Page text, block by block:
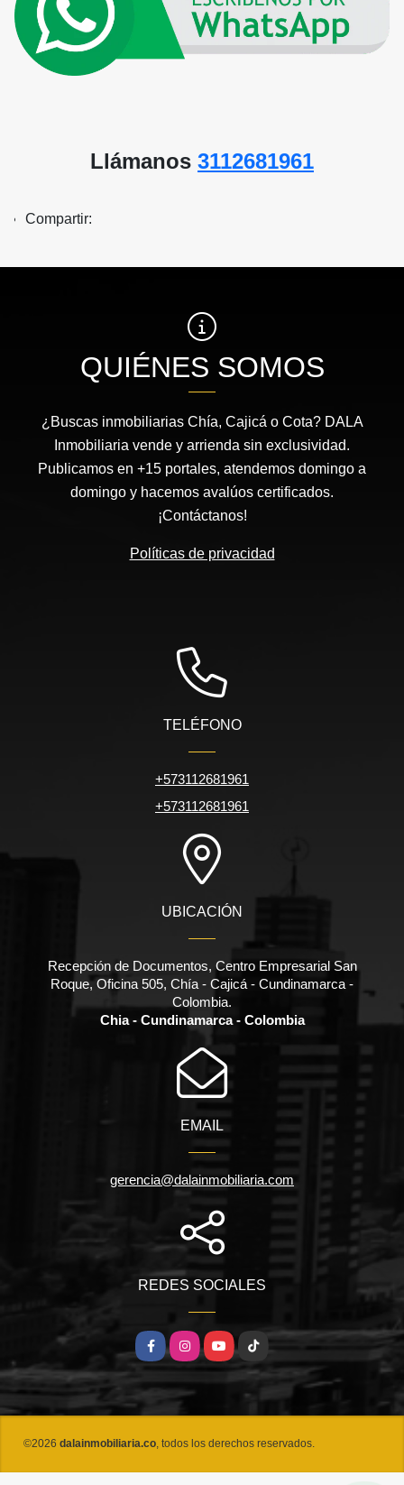
Llámanos 3112681961
Compartir:
QUIÉNES SOMOS
¿Buscas inmobiliarias Chía, Cajicá o Cota? DALA
Inmobiliaria vende y arrienda sin exclusividad.
Publicamos en +15 portales, atendemos domingo a
domingo y hacemos avalúos certificados.
¡Contáctanos!
Políticas de privacidad
TELÉFONO
+573112681961
+573112681961
UBICACIÓN
Recepción de Documentos, Centro Empresarial San
Roque, Oficina 505, Chía - Cajicá - Cundinamarca -
Colombia.
Chia - Cundinamarca - Colombia
EMAIL
gerencia@dalainmobiliaria.com
REDES SOCIALES
FacebookInstagramYouTube
TikTok
©2026 dalainmobiliaria.co , todos los derechos reservados.